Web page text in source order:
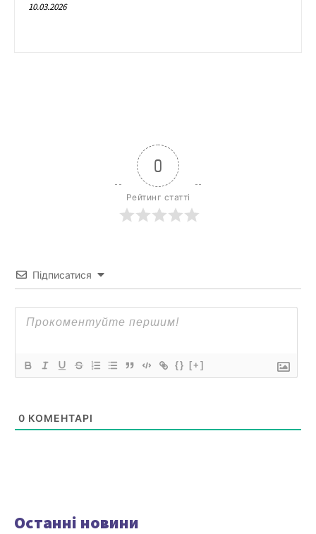
10.03.2026
0
Рейтинг статті
Підписатися
{} [+]
0 КОМЕНТАРІ
Останні новини